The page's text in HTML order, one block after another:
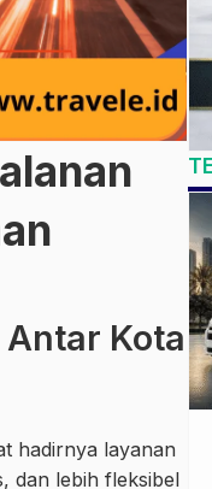
Kota
hadirnya layanan
dan lebih fleksibel